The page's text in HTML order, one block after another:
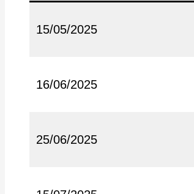
15/05/2025
16/06/2025
25/06/2025